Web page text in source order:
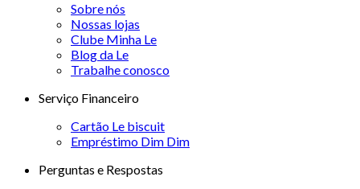
Sobre nós
Nossas lojas
Clube Minha Le
Blog da Le
Trabalhe conosco
Serviço Financeiro
Cartão Le biscuit
Empréstimo Dim Dim
Perguntas e Respostas